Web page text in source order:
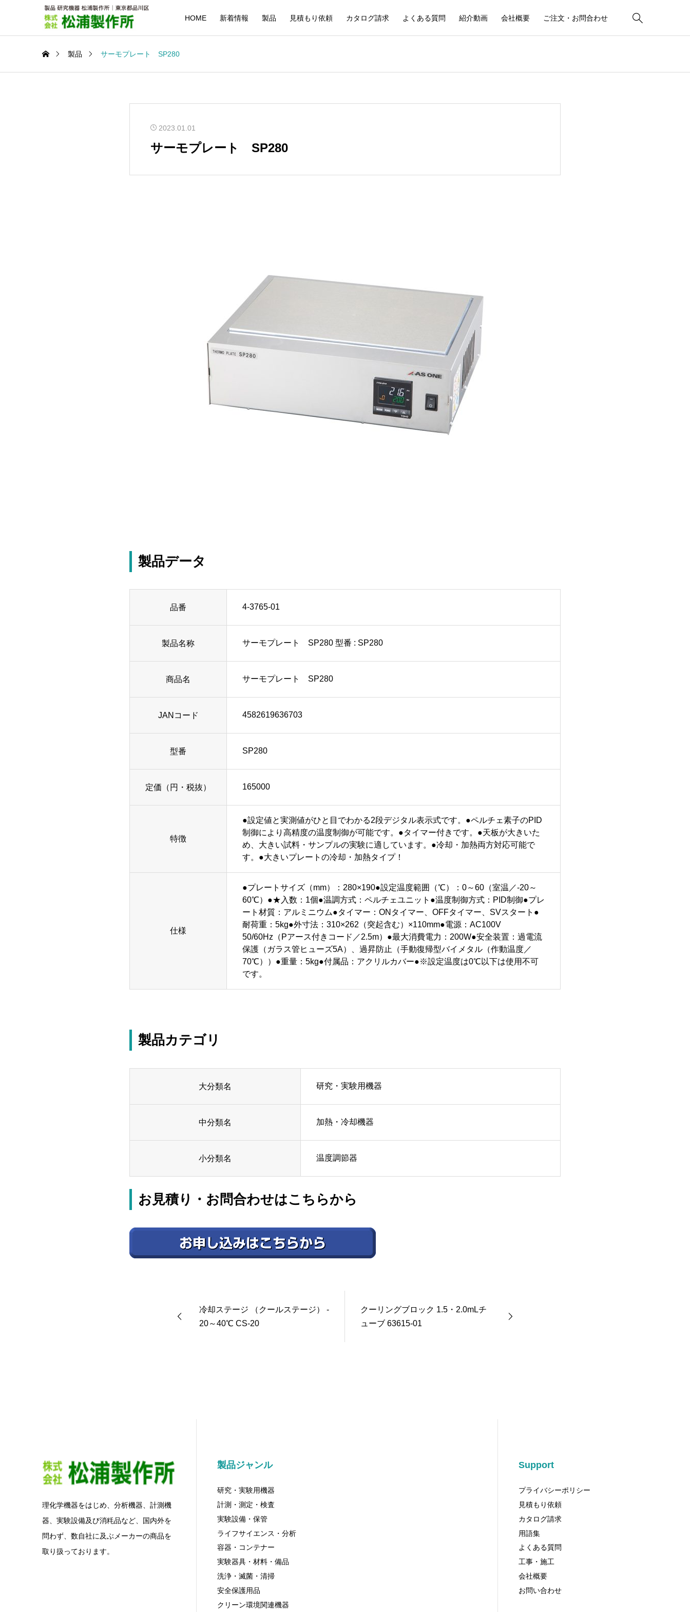
HOME 新着情報 製品 見積もり依頼 カタログ請求 よくある質問 紹介動画 会社概要 ご注文・お問合わせ 
製品 サーモプレート SP280
2023.01.01
サーモプレート SP280
製品データ
品番 4-3765-01
製品名称 サーモプレート SP280 型番 : SP280
商品名 サーモプレート SP280
JANコード 4582619636703
型番 SP280
定価（円・税抜） 165000
特徴
●設定値と実測値がひと目でわかる2段デジタル表示式です。●ペルチェ素子のPID
制御により高精度の温度制御が可能です。●タイマー付きです。●天板が大きいた
め、大きい試料・サンプルの実験に適しています。●冷却・加熱両方対応可能で
す。●大きいプレートの冷却・加熱タイプ！
仕様
●プレートサイズ（mm）：280×190●設定温度範囲（℃）：0～60（室温／-20～
60℃）●★入数：1個●温調方式：ペルチェユニット●温度制御方式：PID制御●プレ
ート材質：アルミニウム●タイマー：ONタイマー、OFFタイマー、SVスタート●
耐荷重：5kg●外寸法：310×262（突起含む）×110mm●電源：AC100V
50/60Hz（Pアース付きコード／2.5m）●最大消費電力：200W●安全装置：過電流
保護（ガラス管ヒューズ5A）、過昇防止（手動復帰型バイメタル（作動温度／
70℃））●重量：5kg●付属品：アクリルカバー●※設定温度は0℃以下は使用不可
です。
製品カテゴリ
大分類名 研究・実験用機器
中分類名 加熱・冷却機器
小分類名 温度調節器
お見積り・お問合わせはこちらから
冷却ステージ （クールステージ） -
20～40℃ CS-20
クーリングブロック 1.5・2.0mLチ
ューブ 63615-01
理化学機器をはじめ、分析機器、計測機
器、実験設備及び消粍品など、国内外を
問わず、数自社に及ぶメーカーの商品を
取り扱っております。
製品ジャンル
研究・実験用機器
計測・測定・検査
実験設備・保管
ライフサイエンス・分析
容器・コンテナー
実験器具・材料・備品
洗浄・滅菌・清掃
安全保護用品
クリーン環境関連機器
Support
プライバシーポリシー
見積もり依頼
カタログ請求
用語集
よくある質問
工事・施工
会社概要
お問い合わせ